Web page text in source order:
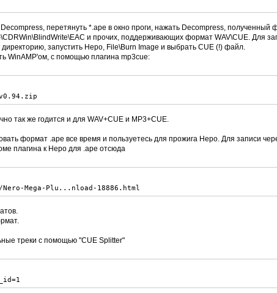
перетянуть *.ape в окно проги, нажать Decompress, полученный
и прочих, поддерживающих формат WAV\CUE. Для
запустить Неро, File\Burn Image и выбрать CUE (!) файл.
WinAMP'ом, с помощью плагина mp3cue:
так же годится и для WAV+CUE и MP3+CUE.
формат .ape все время и пользуетесь для прожига Неро. Для записи
плагина к Неро для .ape отсюда
Mega-Plu...nload-18886.html
треки с помощью "CUE Splitter"